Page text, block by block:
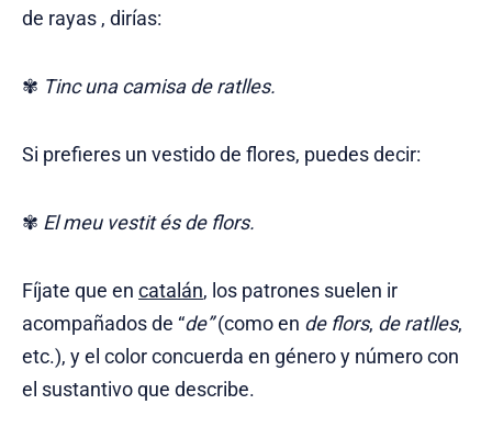
de rayas , dirías:
✾ Tinc una camisa de ratlles.
Si prefieres un vestido de flores, puedes decir:
✾ El meu vestit és de flors.
Fíjate que en catalán, los patrones suelen ir
acompañados de “de”(como en de flors, de ratlles,
etc.), y el color concuerda en género y número con
el sustantivo que describe.